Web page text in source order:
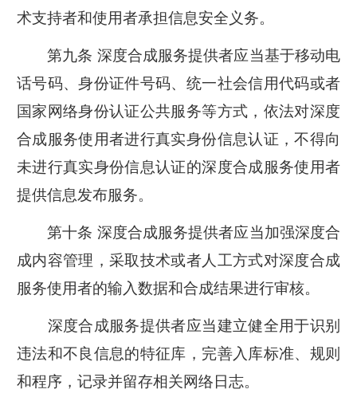
术支持者和使用者承担信息安全义务。
第九条 深度合成服务提供者应当基于移动电
话号码、身份证件号码、统一社会信用代码或者
国家网络身份认证公共服务等方式，依法对深度
合成服务使用者进行真实身份信息认证，不得向
未进行真实身份信息认证的深度合成服务使用者
提供信息发布服务。
第十条 深度合成服务提供者应当加强深度合
成内容管理，采取技术或者人工方式对深度合成
服务使用者的输入数据和合成结果进行审核。
深度合成服务提供者应当建立健全用于识别
违法和不良信息的特征库，完善入库标准、规则
和程序，记录并留存相关网络日志。